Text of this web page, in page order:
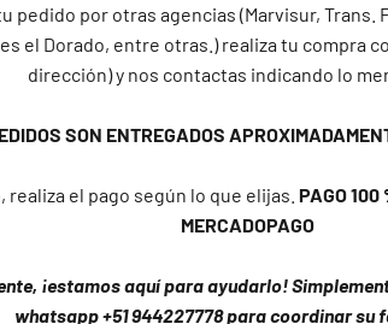
pedido por otras agencias (Marvisur, Trans.
el Dorado, entre otras.) realiza tu compra
dirección) y nos contactas indicando lo
SON ENTREGADOS
realiza el pago según lo que elijas. PAGO 100
MERCADOPAGO
¡estamos aquí para ayudarlo!
whatsapp +51 944227778 para coordinar su